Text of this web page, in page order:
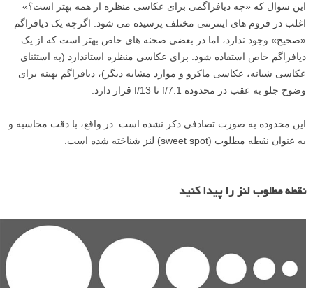
این سوال که «چه دیافراگمی برای عکاسی منظره از همه بهتر است؟»
اغلب در فروم های اینترنتی مختلف پرسیده می شود. اگرچه یک دیافراگم
«صحیح» وجود ندارد، اما در بعضی صحنه های خاص بهتر است که از یک
دیافراگم خاص استفاده شود. برای عکاسی منظره استاندارد (به استثنای
عکاسی شبانه، عکاسی ماکرو و موارد مشابه دیگر)، دیافراگم بهینه برای
وضوح جلو به عقب در محدوده f/7.1 تا f/13 قرار دارد.
این محدوده به صورت تصادفی ذکر نشده است. در واقع، با دقت محاسبه و
به عنوان نقطه مطلوب (sweet spot) لنز شناخته شده است.
نقطه مطلوب لنز را پیدا کنید